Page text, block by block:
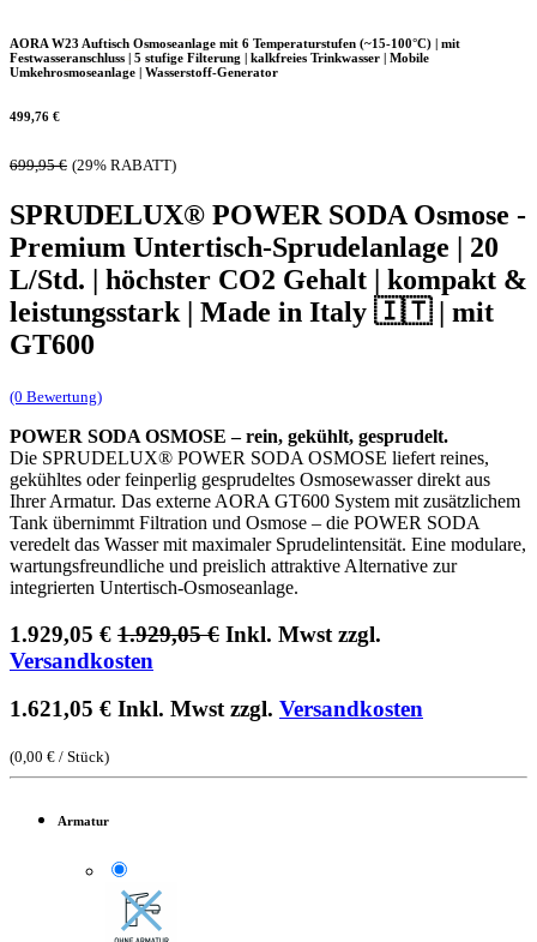
AORA W23 Auftisch Osmoseanlage mit 6 Temperaturstufen (~15-100°C) | mit
Festwasseranschluss | 5 stufige Filterung | kalkfreies Trinkwasser | Mobile
Umkehrosmoseanlage | Wasserstoff-Generator
499,76 €
699,95€ (29% RABATT)
SPRUDELUX® POWER SODA Osmose -
Premium Untertisch-Sprudelanlage | 20
L/Std. | höchster CO2 Gehalt | kompakt &
leistungsstark | Made in Italy 🇮🇹 | mit
GT600
(0 Bewertung)
POWER SODA OSMOSE – rein, gekühlt, gesprudelt.
Die SPRUDELUX® POWER SODA OSMOSE liefert reines,
gekühltes oder feinperlig gesprudeltes Osmosewasser direkt aus
Ihrer Armatur. Das externe AORA GT600 System mit zusätzlichem
Tank übernimmt Filtration und Osmose – die POWER SODA
veredelt das Wasser mit maximaler Sprudelintensität. Eine modulare,
wartungsfreundliche und preislich attraktive Alternative zur
integrierten Untertisch-Osmoseanlage.
1.929,05 € 1.929,05€ Inkl. Mwst zzgl.
Versandkosten
1.621,05 € Inkl. Mwst zzgl. Versandkosten
(0,00 € / Stück)
Armatur